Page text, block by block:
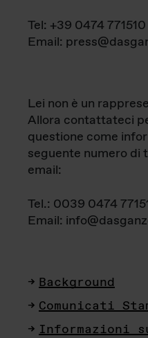
Tel: +39 0474 771510
Email:
Lei non è un
Allora contattateci
questione come
seguente numero di
email:
Tel.: 0039 0474
Email:
Background
Comunicati
Informazioni